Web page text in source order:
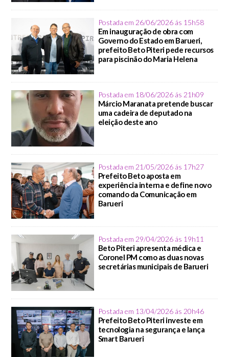
Postada em 26/06/2026 ás 15h58
Em inauguração de obra com
Governo do Estado em Barueri,
prefeito Beto Piteri pede recursos
para piscinão do Maria Helena
Postada em 18/06/2026 ás 21h09
Márcio Maranata pretende buscar
uma cadeira de deputado na
eleição deste ano
Postada em 21/05/2026 ás 17h27
Prefeito Beto aposta em
experiência interna e define novo
comando da Comunicação em
Barueri
Postada em 29/04/2026 ás 19h11
Beto Piteri apresenta médica e
Coronel PM como as duas novas
secretárias municipais de Barueri
Postada em 13/04/2026 ás 20h46
Prefeito Beto Piteri investe em
tecnologia na segurança e lança
Smart Barueri